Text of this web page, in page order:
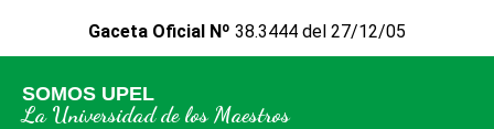
Gaceta Oficial Nº 38.3444 del 27/12/05
SOMOS UPEL
La Universidad de los Maestros